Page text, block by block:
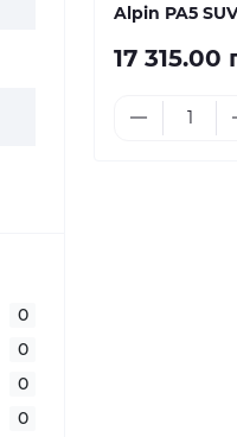
0
0
0
0
Alpin PA5 SUV
17 315.00